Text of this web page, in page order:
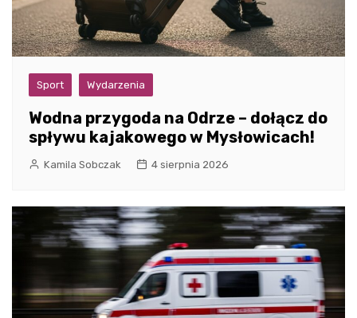
Sport Wydarzenia
Wodna przygoda na Odrze – dołącz do
spływu kajakowego w Mysłowicach!
Kamila Sobczak 4 sierpnia 2026